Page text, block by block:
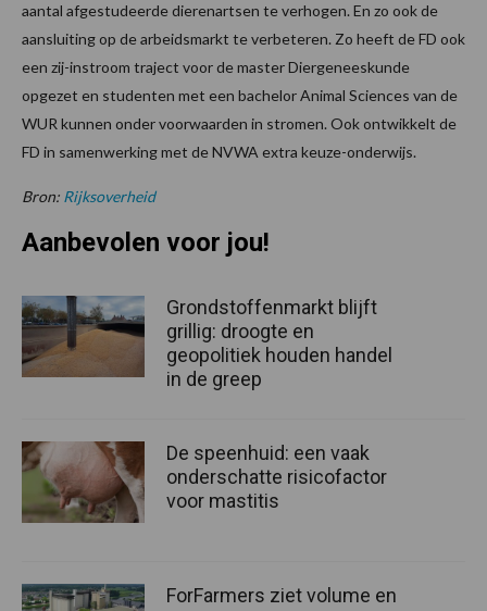
aantal afgestudeerde dierenartsen te verhogen. En zo ook de
aansluiting op de arbeidsmarkt te verbeteren. Zo heeft de FD ook
een zij-instroom traject voor de master Diergeneeskunde
opgezet en studenten met een bachelor Animal Sciences van de
WUR kunnen onder voorwaarden in stromen. Ook ontwikkelt de
FD in samenwerking met de NVWA extra keuze-onderwijs.
Bron: Rijksoverheid
Aanbevolen voor jou!
Grondstoffenmarkt blijft
grillig: droogte en
geopolitiek houden handel
in de greep
De speenhuid: een vaak
onderschatte risicofactor
voor mastitis
ForFarmers ziet volume en